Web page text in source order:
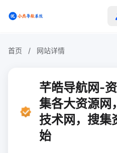
分类排行
申请收录
首页 / 网站详情
芊皓导航网-
集各大资源网
技术网，搜集
始